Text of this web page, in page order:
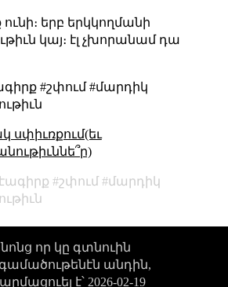
ունի։ երբ երկկողմանի
կայ։ էլ չխորանամ դա
#շփում #մարդիկ
սփիւռքում(եւ
շփում
մարդիկ
որ կը գտնուին
անդին,
է՝ 2026-02-19